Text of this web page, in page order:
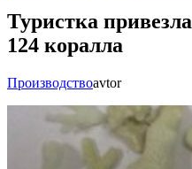
Туристка
124 коралла
Производствоavtor